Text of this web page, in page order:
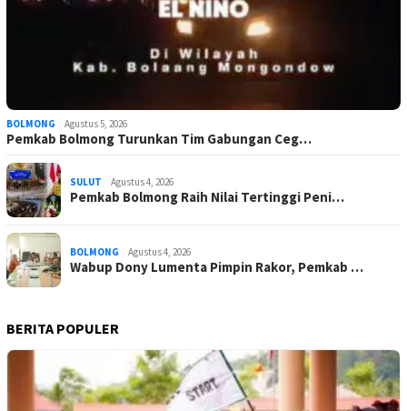
BOLMONG Agustus 5, 2026
Pemkab Bolmong Turunkan Tim Gabungan Ceg…
SULUT Agustus 4, 2026
Pemkab Bolmong Raih Nilai Tertinggi Peni…
BOLMONG Agustus 4, 2026
Wabup Dony Lumenta Pimpin Rakor, Pemkab …
BERITA POPULER